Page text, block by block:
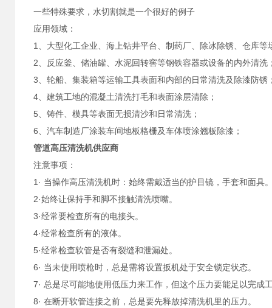
一些特殊要求，水切割就是一个很好的例子
应用领域：
1、大型化工企业、海上钻井平台、制药厂、除冰除锈、仓库等
2、反应釜、储油罐、水泥回转窖等钢铁容器或设备的内外清洗
3、轮船、集装箱等运输工具表面和内部的日常清洗及除漆防锈
4、建筑工地的混凝土清洗打毛和表面涂层清除；
5、铸件、模具等表面无损清沙和日常清洗；
6、汽车制造厂涂装车间地板格栅及车体喷涂翘板除漆；
管道高压清洗机供应商
注意事项：
1· 当操作高压清洗机时：始终需戴适当的护目镜，手套和面具
2·始终让保持手和脚不接触清洗喷嘴。
3·经常要检查所有的电接头。
4·经常检查所有的液体。
5·经常检查软管是否有裂缝和泄漏处。
6· 当未使用喷枪时，总是需将设置扳机处于安全锁定状态。
7· 总是尽可能地使用低压力来工作，但这个压力要能足以完成
8· 在断开软管连接之前，总是要先释放掉清洗机里的压力。